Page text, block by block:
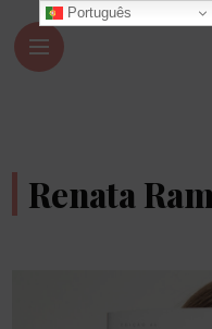
Renata
Português